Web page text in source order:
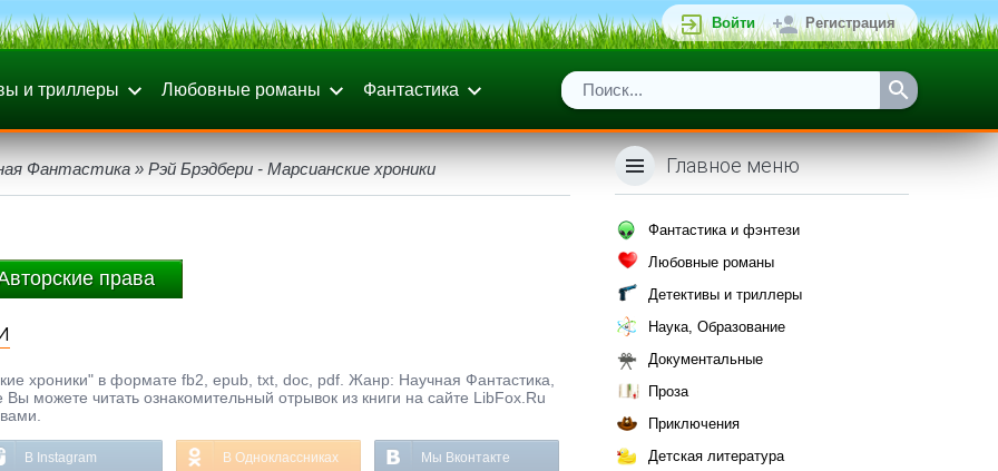
Войти Регистрация
и триллеры Любовные романы Фантастика
Фантастика » Рэй Брэдбери - Марсианские хроники
права
хроники" в формате fb2, epub, txt, doc, pdf. Жанр: Научная Фантастика,
можете читать ознакомительный отрывок из книги на сайте LibFox.Ru
В Instagram В Одноклассниках Мы Вконтакте
Главное меню
Фантастика и фэнтези
Любовные романы
Детективы и триллеры
Наука, Образование
Документальные
Проза
Приключения
Детская литература